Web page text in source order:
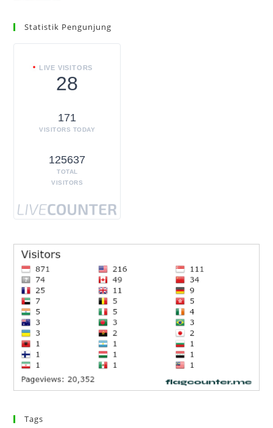
Statistik Pengunjung
LIVE VISITORS
28
171
VISITORS TODAY
125637
TOTAL
VISITORS
Tags